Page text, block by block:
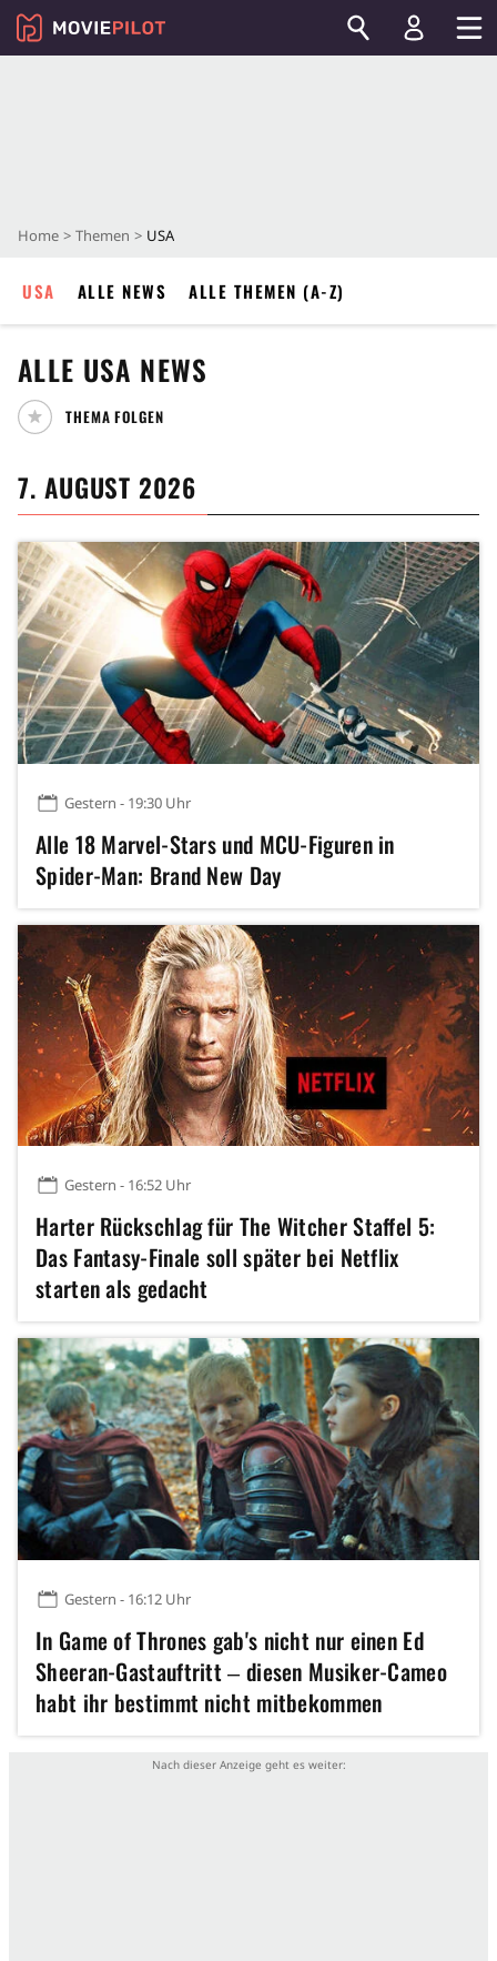
Home Themen USA
USA ALLE NEWS ALLE THEMEN (A-Z)
ALLE USA NEWS
THEMA FOLGEN
7. AUGUST 2026
Gestern - 19:30 Uhr
Alle 18 Marvel-Stars und MCU-Figuren in
Spider-Man: Brand New Day
Gestern - 16:52 Uhr
Harter Rückschlag für The Witcher Staffel 5:
Das Fantasy-Finale soll später bei Netflix
starten als gedacht
Gestern - 16:12 Uhr
In Game of Thrones gab's nicht nur einen Ed
Sheeran-Gastauftritt ‒ diesen Musiker-Cameo
habt ihr bestimmt nicht mitbekommen